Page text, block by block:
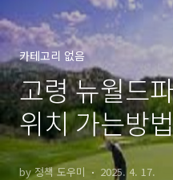
카테고리 없음
고령 뉴월드
위치 가는방법
아보기
by 정책 도우미 2025. 4. 17.